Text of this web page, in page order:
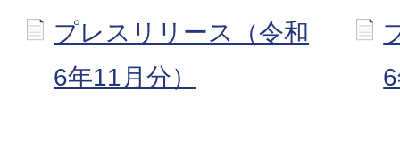
プレスリリース（令和
6年11月分）